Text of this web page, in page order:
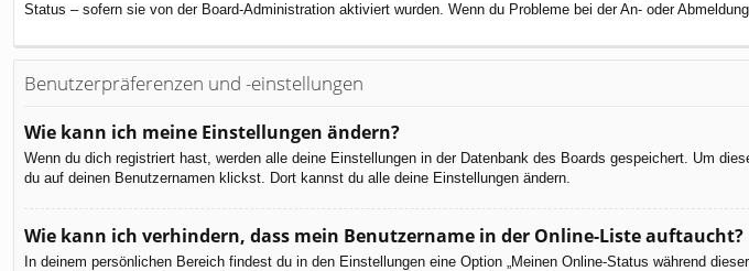
Status – sofern sie von der Board-Administration aktiviert wurden. Wenn du Probleme bei der An- oder
Benutzerpräferenzen und -einstellungen
Wie kann ich meine Einstellungen ändern?
Wenn du dich registriert hast, werden alle deine Einstellungen in der Datenbank des Boards gespeichert. Um
du auf deinen Benutzernamen klickst. Dort kannst du alle deine Einstellungen ändern.
Wie kann ich verhindern, dass mein Benutzername in der Online-Liste auftaucht?
In deinem persönlichen Bereich findest du in den Einstellungen eine Option „Meinen Online-Status während